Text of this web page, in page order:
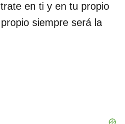
en ti y en tu propio
siempre será la